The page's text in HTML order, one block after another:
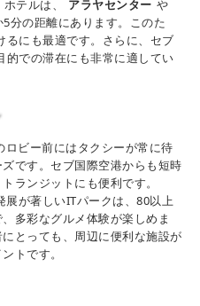
テルは、 アラヤセンター や
分の距離にあります。このた
にも最適です。さらに、セブ
での滞在にも非常に適してい
ロビー前にはタクシーが常に待
です。セブ国際空港からも短時
ランジットにも便利です。
展が著しいITパークは、80以上
多彩なグルメ体験が楽しめま
とっても、周辺に便利な施設が
トです。